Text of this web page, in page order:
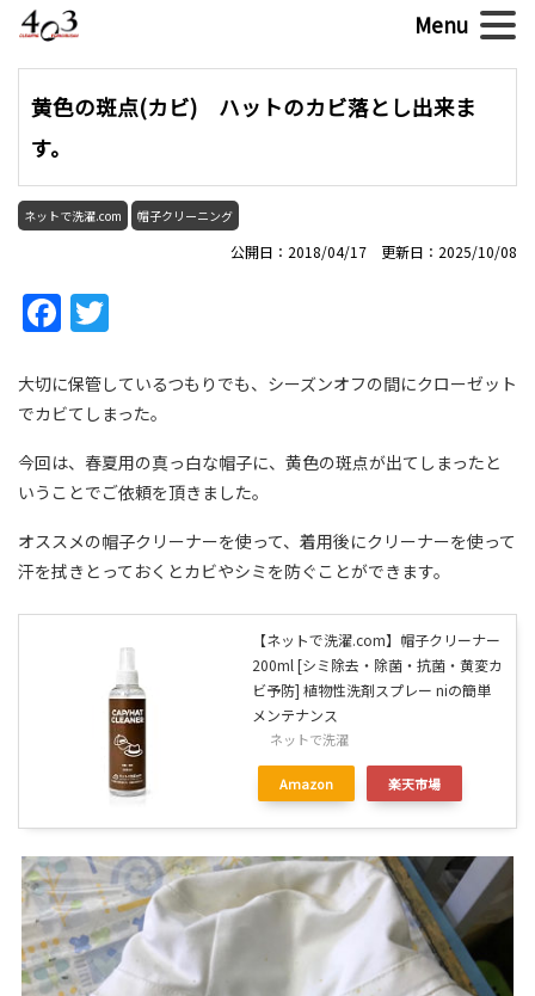
黄色の斑点(カビ) ハットのカビ落とし出来ま
す。
ネットで洗濯.com 帽子クリーニング
公開日：2018/04/17 更新日：2025/10/08
Facebook
大切に保管しているつもりでも、シーズンオフの間にクローゼット
でカビてしまった。
今回は、春夏用の真っ白な帽子に、黄色の斑点が出てしまったと
いうことでご依頼を頂きました。
オススメの帽子クリーナーを使って、着用後にクリーナーを使って
汗を拭きとっておくとカビやシミを防ぐことができます。
【ネットで洗濯.com】帽子クリーナー
200ml [シミ除去・除菌・抗菌・黄変カ
ビ予防] 植物性洗剤スプレー niの簡単
メンテナンス
ネットで洗濯
Amazon 楽天市場